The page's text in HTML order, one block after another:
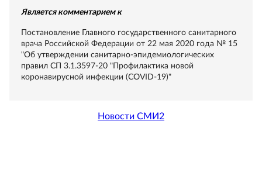
Является комментарием к
Постановление Главного государственного санитарного
врача Российской Федерации от 22 мая 2020 года № 15
"Об утверждении санитарно-эпидемиологических
правил СП 3.1.3597-20 "Профилактика новой
коронавирусной инфекции (COVID-19)"
Новости СМИ2